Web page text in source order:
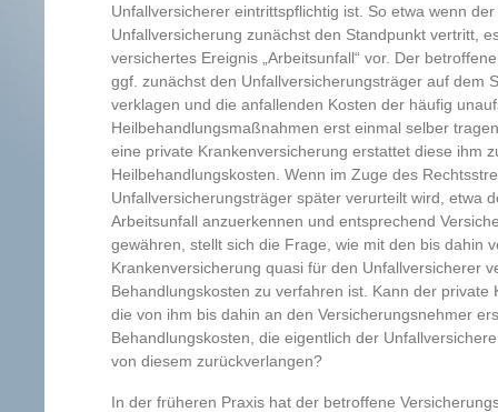
Unfallversicherer eintrittspflichtig ist. So etwa wenn
Unfallversicherung zunächst den Standpunkt vertritt,
versichertes Ereignis „Arbeitsunfall“ vor. Der
ggf. zunächst den Unfallversicherungsträger auf dem
verklagen und die anfallenden Kosten der häufig
Heilbehandlungsmaßnahmen erst einmal selber
eine private Krankenversicherung erstattet diese ihm
Heilbehandlungskosten. Wenn im Zuge des
Unfallversicherungsträger später verurteilt wird, etwa
Arbeitsunfall anzuerkennen und entsprechend
gewähren, stellt sich die Frage, wie mit den bis dahin
Krankenversicherung quasi für den Unfallversicherer
Behandlungskosten zu verfahren ist. Kann der private
die von ihm bis dahin an den Versicherungsnehmer
Behandlungskosten, die eigentlich der
von diesem zurückverlangen?
In der früheren Praxis hat der betroffene